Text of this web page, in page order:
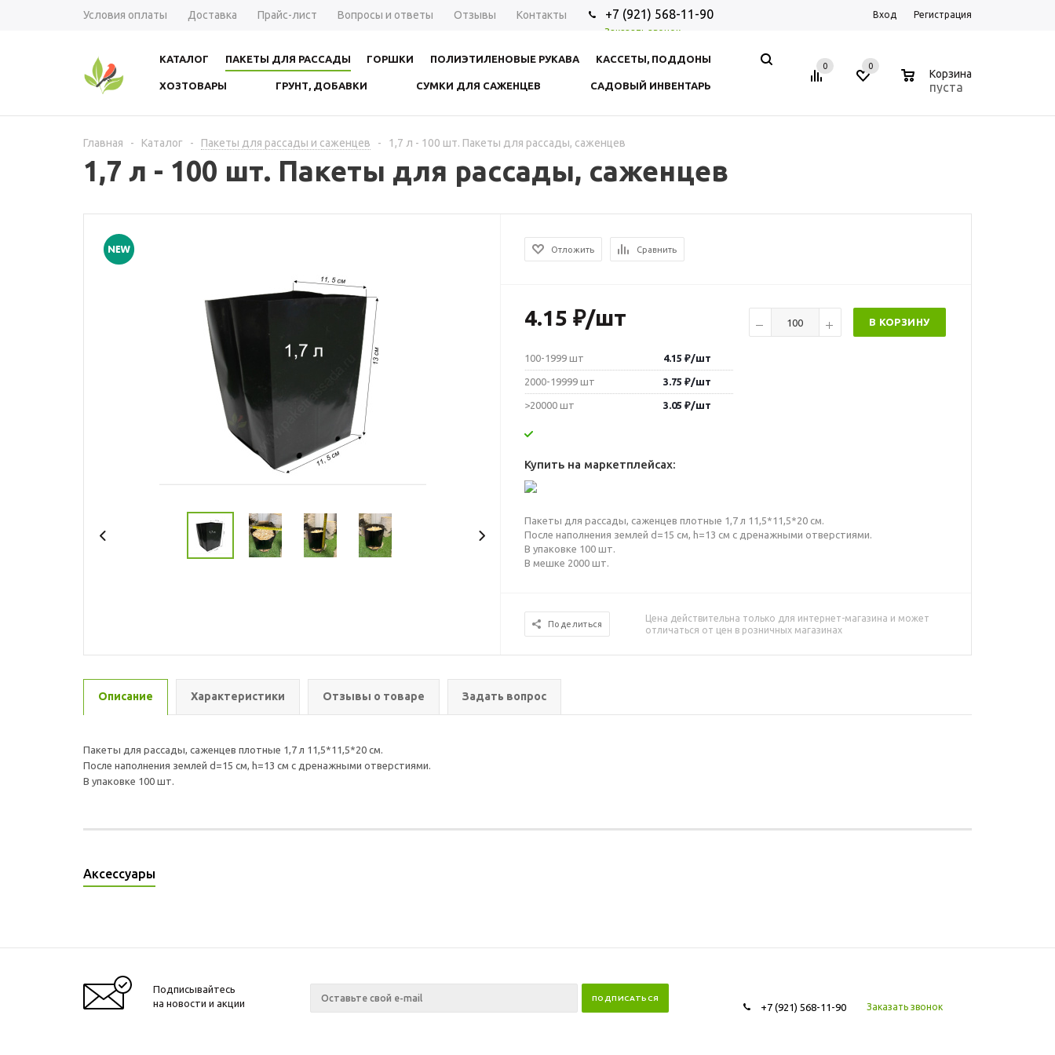
Условия оплаты Доставка Прайс-лист Вопросы и ответы Отзывы Контакты +7 (921) 568-11-90
Заказать звонок
Вход Регистрация
КАТАЛОГ ПАКЕТЫ ДЛЯ РАССАДЫ ГОРШКИ ПОЛИЭТИЛЕНОВЫЕ РУКАВА КАССЕТЫ, ПОДДОНЫ
ХОЗТОВАРЫ ГРУНТ, ДОБАВКИ СУМКИ ДЛЯ САЖЕНЦЕВ САДОВЫЙ ИНВЕНТАРЬ
0 0
Корзина
пуста
Главная - Каталог - Пакеты для рассады и саженцев - 1,7 л - 100 шт. Пакеты для рассады, саженцев
1,7 л - 100 шт. Пакеты для рассады, саженцев
Отложить Сравнить
4.15 ₽/шт
100-1999 шт 4.15 ₽/шт
2000-19999 шт 3.75 ₽/шт
>20000 шт 3.05 ₽/шт
В КОРЗИНУ
Купить на маркетплейсах:
Пакеты для рассады, саженцев плотные 1,7 л 11,5*11,5*20 см.
После наполнения землей d=15 см, h=13 см с дренажными отверстиями.
В упаковке 100 шт.
В мешке 2000 шт.
Поделиться
Цена действительна только для интернет-магазина и может
отличаться от цен в розничных магазинах
Описание Характеристики Отзывы о товаре Задать вопрос
Пакеты для рассады, саженцев плотные 1,7 л 11,5*11,5*20 см.
После наполнения землей d=15 см, h=13 см с дренажными отверстиями.
В упаковке 100 шт.
Аксессуары
Подписывайтесь
на новости и акции
+7 (921) 568-11-90 Заказать звонок